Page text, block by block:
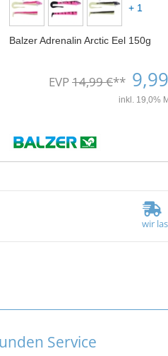
+ 1
Balzer Adrenalin Arctic Eel 150g
EVP14,99 €**
inkl. 19,0%
wir
Service